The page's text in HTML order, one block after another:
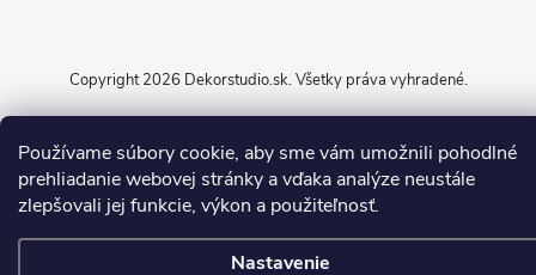
Používame súbory cookie, aby sme vám umožnili pohodlné
prehliadanie webovej stránky a vďaka analýze neustále
zlepšovali jej funkcie, výkon a použiteľnosť.
Nastavenie
Copyright 2026 Dekorstudio.sk. Všetky práva vyhradené.